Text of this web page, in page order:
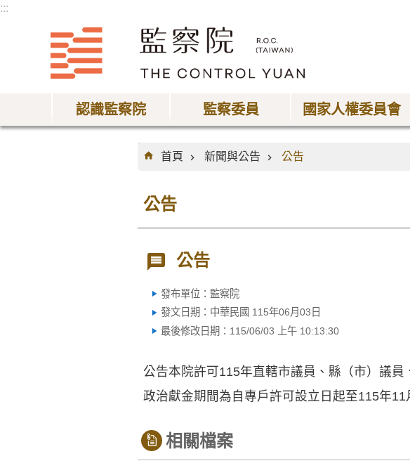
:::
認識監察院 監察委員 國家人權委員會
:::
首頁
新聞與公告 公告
公告
公告
發布單位：監察院
發文日期：中華民國 115年06月03日
最後修改日期：115/06/03 上午 10:13:30
公告本院許可115年直轄市議員、縣（市）議
政治獻金期間為自專戶許可設立日起至115年11
相關檔案